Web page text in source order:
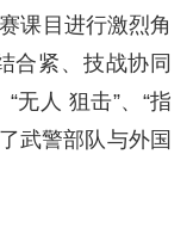
课目进行激烈角
合紧、技战协同
无人 狙击”、“指
武警部队与外国